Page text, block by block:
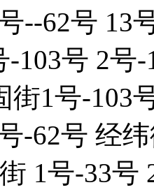
--62号 13
103号 2号
街1号-103
-62号 经
1号-33号